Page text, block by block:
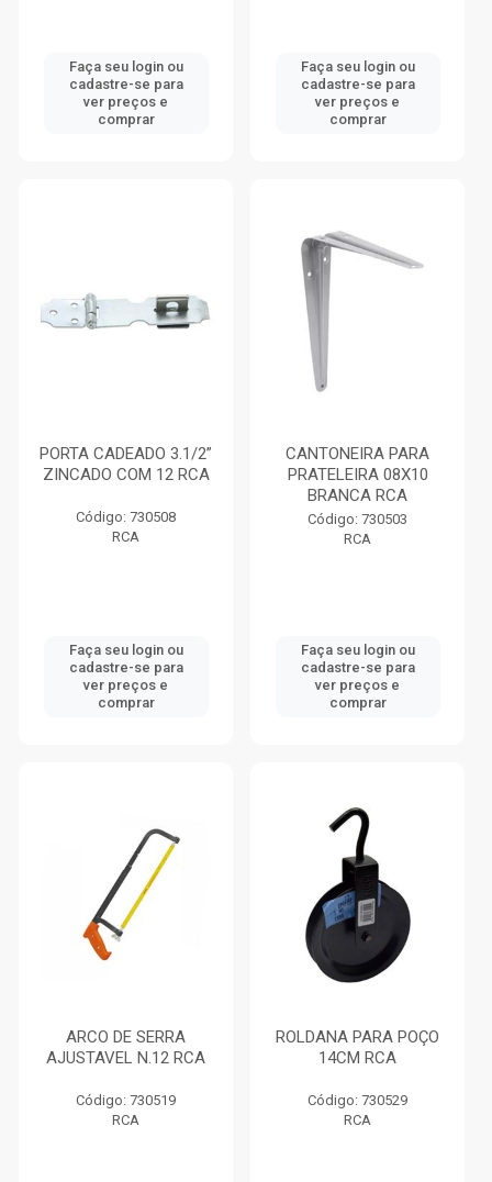
Faça seu login ou
cadastre-se para
ver preços e
comprar
Faça seu login ou
cadastre-se para
ver preços e
comprar
PORTA CADEADO 3.1/2”
ZINCADO COM 12 RCA
Código: 730508
RCA
Faça seu login ou
cadastre-se para
ver preços e
comprar
CANTONEIRA PARA
PRATELEIRA 08X10
BRANCA RCA
Código: 730503
RCA
Faça seu login ou
cadastre-se para
ver preços e
comprar
ARCO DE SERRA
AJUSTAVEL N.12 RCA
Código: 730519
RCA
ROLDANA PARA POÇO
14CM RCA
Código: 730529
RCA